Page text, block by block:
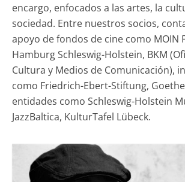
encargo, enfocados a las artes, la
sociedad. Entre nuestros socios,
apoyo de fondos de cine como MOIN
Hamburg Schleswig-Holstein, BKM
Cultura y Medios de Comunicación),
como Friedrich-Ebert-Stiftung,
entidades como Schleswig-Holstein
JazzBaltica, KulturTafel Lübeck.